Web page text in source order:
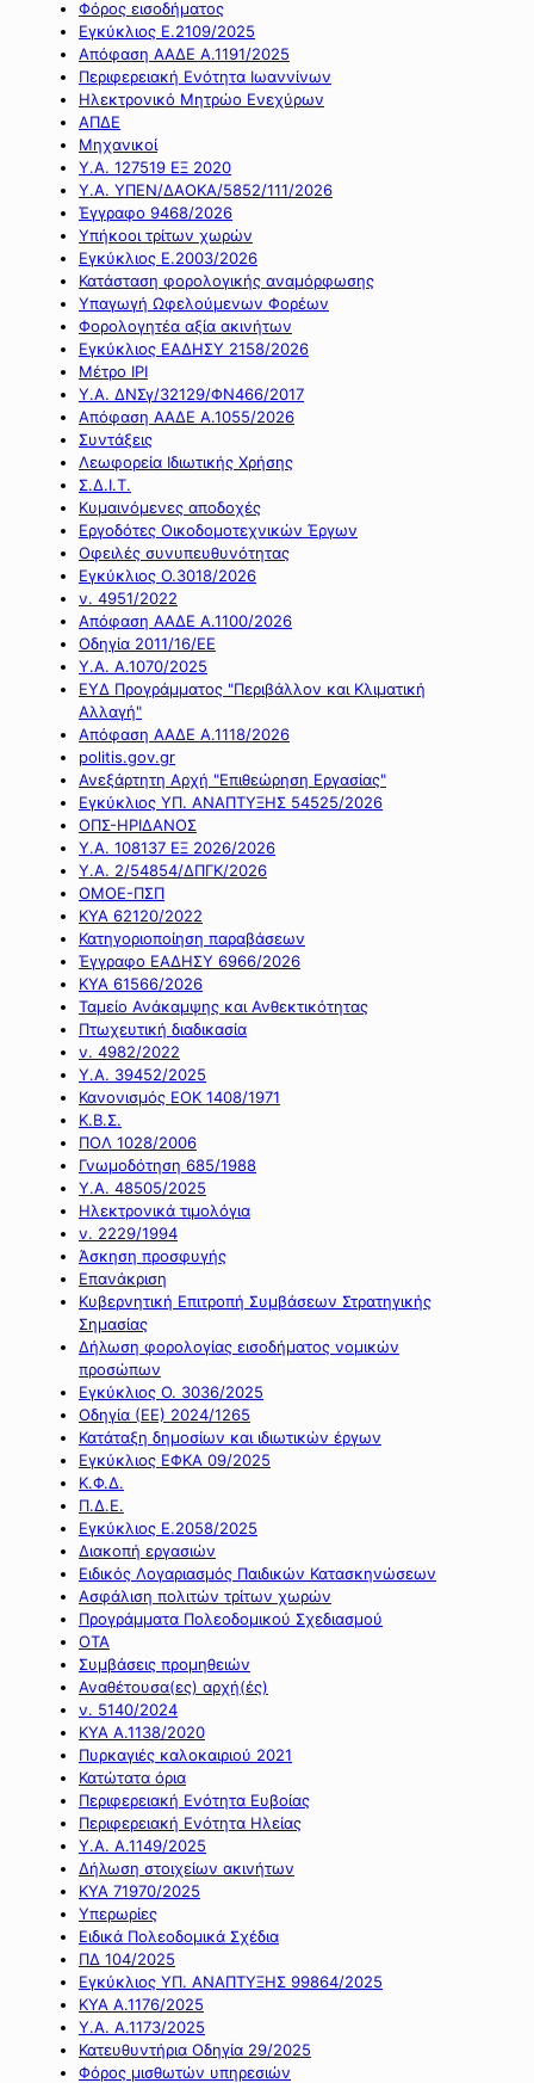
Φόρος εισοδήματος
Εγκύκλιος Ε.2109/2025
Απόφαση ΑΑΔΕ Α.1191/2025
Περιφερειακή Ενότητα Ιωαννίνων
Ηλεκτρονικό Μητρώο Ενεχύρων
ΑΠΔΕ
Μηχανικοί
Υ.Α. 127519 ΕΞ 2020
Υ.Α. ΥΠΕΝ/ΔΑΟΚΑ/5852/111/2026
Έγγραφο 9468/2026
Υπήκοοι τρίτων χωρών
Εγκύκλιος Ε.2003/2026
Κατάσταση φορολογικής αναμόρφωσης
Υπαγωγή Ωφελούμενων Φορέων
Φορολογητέα αξία ακινήτων
Εγκύκλιος ΕΑΔΗΣΥ 2158/2026
Μέτρο IPI
Υ.Α. ΔΝΣγ/32129/ΦΝ466/2017
Απόφαση ΑΑΔΕ Α.1055/2026
Συντάξεις
Λεωφορεία Ιδιωτικής Χρήσης
Σ.Δ.Ι.Τ.
Κυμαινόμενες αποδοχές
Εργοδότες Οικοδομοτεχνικών Έργων
Οφειλές συνυπευθυνότητας
Εγκύκλιος Ο.3018/2026
ν. 4951/2022
Απόφαση ΑΑΔΕ Α.1100/2026
Οδηγία 2011/16/ΕΕ
Υ.Α. Α.1070/2025
ΕΥΔ Προγράμματος "Περιβάλλον και Κλιματική
Αλλαγή"
Απόφαση ΑΑΔΕ Α.1118/2026
politis.gov.gr
Ανεξάρτητη Αρχή "Επιθεώρηση Εργασίας"
Εγκύκλιος ΥΠ. ΑΝΑΠΤΥΞΗΣ 54525/2026
ΟΠΣ-ΗΡΙΔΑΝΟΣ
Υ.Α. 108137 ΕΞ 2026/2026
Υ.Α. 2/54854/ΔΠΓΚ/2026
ΟΜΟΕ-ΠΣΠ
ΚΥΑ 62120/2022
Κατηγοριοποίηση παραβάσεων
Έγγραφο ΕΑΔΗΣΥ 6966/2026
ΚΥΑ 61566/2026
Ταμείο Ανάκαμψης και Ανθεκτικότητας
Πτωχευτική διαδικασία
ν. 4982/2022
Υ.Α. 39452/2025
Κανονισμός ΕΟΚ 1408/1971
Κ.Β.Σ.
ΠΟΛ 1028/2006
Γνωμοδότηση 685/1988
Υ.Α. 48505/2025
Ηλεκτρονικά τιμολόγια
ν. 2229/1994
Άσκηση προσφυγής
Επανάκριση
Κυβερνητική Επιτροπή Συμβάσεων Στρατηγικής
Σημασίας
Δήλωση φορολογίας εισοδήματος νομικών
προσώπων
Εγκύκλιος Ο. 3036/2025
Οδηγία (ΕΕ) 2024/1265
Κατάταξη δημοσίων και ιδιωτικών έργων
Εγκύκλιος ΕΦΚΑ 09/2025
Κ.Φ.Δ.
Π.Δ.Ε.
Εγκύκλιος Ε.2058/2025
Διακοπή εργασιών
Ειδικός Λογαριασμός Παιδικών Κατασκηνώσεων
Ασφάλιση πολιτών τρίτων χωρών
Προγράμματα Πολεοδομικού Σχεδιασμού
ΟΤΑ
Συμβάσεις προμηθειών
Αναθέτουσα(ες) αρχή(ές)
ν. 5140/2024
ΚΥΑ Α.1138/2020
Πυρκαγιές καλοκαιριού 2021
Κατώτατα όρια
Περιφερειακή Ενότητα Ευβοίας
Περιφερειακή Ενότητα Ηλείας
Υ.Α. Α.1149/2025
Δήλωση στοιχείων ακινήτων
ΚΥΑ 71970/2025
Υπερωρίες
Ειδικά Πολεοδομικά Σχέδια
ΠΔ 104/2025
Εγκύκλιος ΥΠ. ΑΝΑΠΤΥΞΗΣ 99864/2025
ΚΥΑ Α.1176/2025
Υ.Α. Α.1173/2025
Κατευθυντήρια Οδηγία 29/2025
Φόρος μισθωτών υπηρεσιών